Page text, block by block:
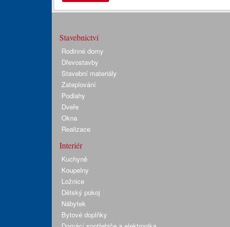
Stavebnictví
Rodinné domy
Dřevostavby
Stavební materiály
Zateplování
Podlahy
Dveře
Okna
Realizace
Interiér
Kuchyně
Koupelny
Ložnice
Dětský pokoj
Nábytek
Bytové doplňky